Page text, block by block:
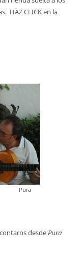
HAZ CLICK en la
Pura
desdePura